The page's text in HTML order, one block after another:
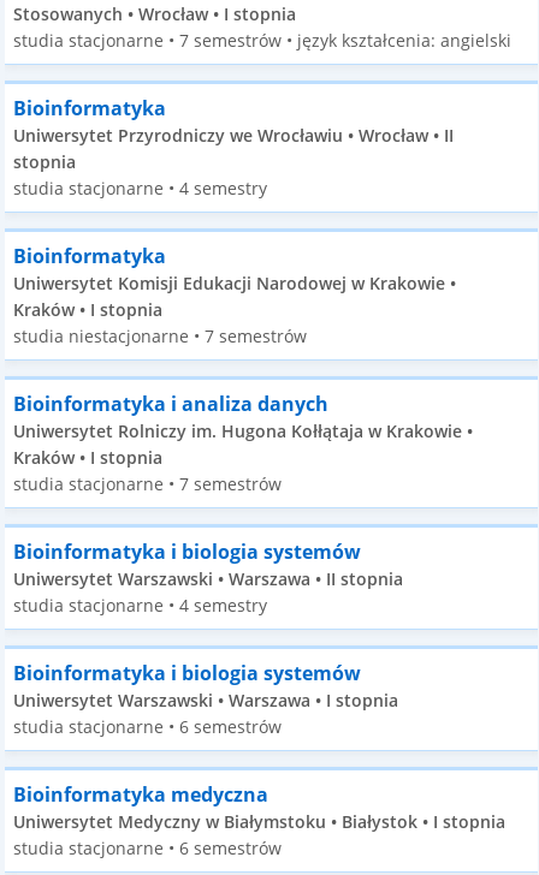
Stosowanych • Wrocław • I stopnia
studia stacjonarne • 7 semestrów • język kształcenia: angielski
Bioinformatyka
Uniwersytet Przyrodniczy we Wrocławiu • Wrocław • II
stopnia
studia stacjonarne • 4 semestry
Bioinformatyka
Uniwersytet Komisji Edukacji Narodowej w Krakowie •
Kraków • I stopnia
studia niestacjonarne • 7 semestrów
Bioinformatyka i analiza danych
Uniwersytet Rolniczy im. Hugona Kołłątaja w Krakowie •
Kraków • I stopnia
studia stacjonarne • 7 semestrów
Bioinformatyka i biologia systemów
Uniwersytet Warszawski • Warszawa • II stopnia
studia stacjonarne • 4 semestry
Bioinformatyka i biologia systemów
Uniwersytet Warszawski • Warszawa • I stopnia
studia stacjonarne • 6 semestrów
Bioinformatyka medyczna
Uniwersytet Medyczny w Białymstoku • Białystok • I stopnia
studia stacjonarne • 6 semestrów